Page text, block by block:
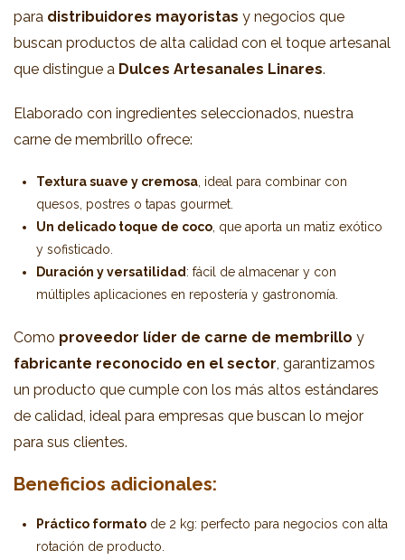
para distribuidores mayoristas y negocios que
buscan productos de alta calidad con el toque artesanal
que distingue a Dulces Artesanales Linares.
Elaborado con ingredientes seleccionados, nuestra
carne de membrillo ofrece:
Textura suave y cremosa , ideal para combinar con
quesos, postres o tapas gourmet.
Un delicado toque de coco , que aporta un matiz exótico
y sofisticado.
Duración y versatilidad: fácil de almacenar y con
múltiples aplicaciones en repostería y gastronomía.
Como proveedor líder de carne de membrillo y
fabricante reconocido en el sector , garantizamos
un producto que cumple con los más altos estándares
de calidad, ideal para empresas que buscan lo mejor
para sus clientes.
Beneficios adicionales:
Práctico formato de 2 kg: perfecto para negocios con alta
rotación de producto.